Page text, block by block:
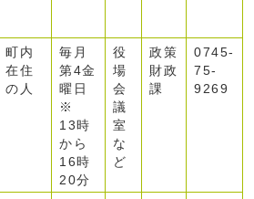
町内
在住
の人
毎月
第4金
曜日
※
13時
から
16時
20分
役
場
会
議
室
な
ど
政策
財政
課
0745-
75-
9269